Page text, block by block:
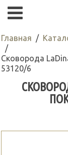
Главная
Сковорода
53120/6